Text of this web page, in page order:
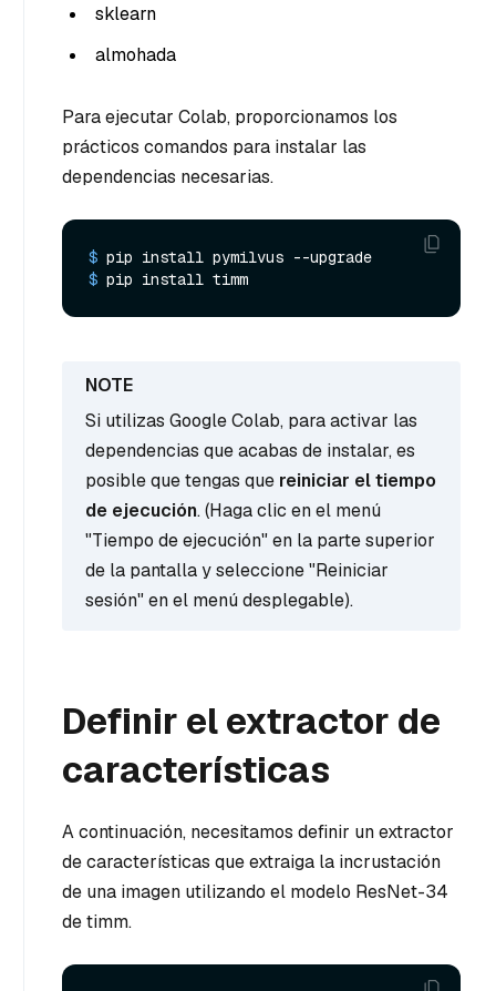
sklearn
almohada
Para ejecutar Colab, proporcionamos los
prácticos comandos para instalar las
dependencias necesarias.
$ pip install pymilvus --upgrade
$ pip install timm
Si utilizas Google Colab, para activar las
dependencias que acabas de instalar, es
posible que tengas que reiniciar el tiempo
de ejecución. (Haga clic en el menú
"Tiempo de ejecución" en la parte superior
de la pantalla y seleccione "Reiniciar
sesión" en el menú desplegable).
Definir el extractor de
características
A continuación, necesitamos definir un extractor
de características que extraiga la incrustación
de una imagen utilizando el modelo ResNet-34
de timm.